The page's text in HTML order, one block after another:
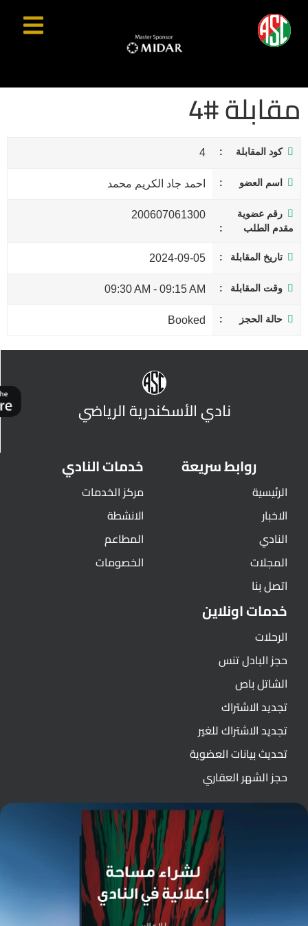
مقابلة #4
كود المقابلة 4
اسم العضو احمد جاد الكريم محمد
رقم عضوية
مقدم الطلب
200607061300
تاريخ المقابلة 2024-09-05
وقت المقابلة 09:15 AM
-
09:30 AM
حالة الحجز Booked
نادي الأسكندرية الرياضي
روابط سريعة
الرئيسية
الاخبار
النادي
المجلات
اتصل بنا
خدمات النادي
مركز الخدمات
الانشطة
المطاعم
الخصومات
خدمات اونلاين
الرحلات
حجز البادل تنس
الشاتل باص
تجديد الاشتراك
تجديد الاشتراك للغير
تحديث بيانات العضوية
حجز الشهر العقاري